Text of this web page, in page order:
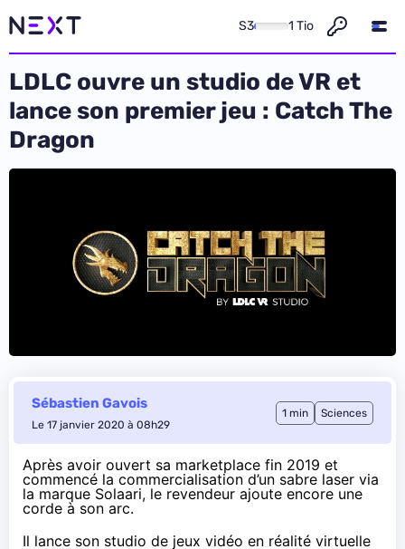
S3 1 Tio
LDLC ouvre un studio de VR et
lance son premier jeu : Catch The
Dragon
Sébastien Gavois
Le 17 janvier 2020 à 08h29
1 min Sciences
Après avoir ouvert sa marketplace fin 2019 et
commencé la commercialisation d’un sabre laser via
la marque Solaari, le revendeur ajoute encore une
corde à son arc.
Il lance son studio de jeux vidéo en réalité virtuelle